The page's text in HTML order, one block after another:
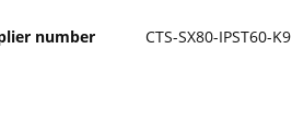
number CTS-SX80-IPST60-K9